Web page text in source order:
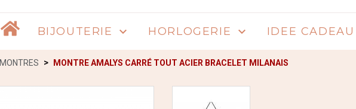
Accueil
BIJOUTERIE  HORLOGERIE  IDEE CADEAU
MONTRES MONTRE AMALYS CARRÉ TOUT ACIER BRACELET MILANAIS